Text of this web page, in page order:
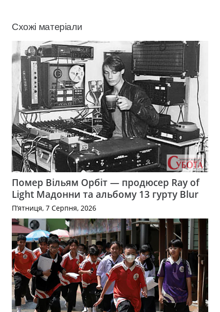
Схожі матеріали
Помер Вільям Орбіт — продюсер Ray of
Light Мадонни та альбому 13 гурту Blur
П’ятниця, 7 Серпня, 2026